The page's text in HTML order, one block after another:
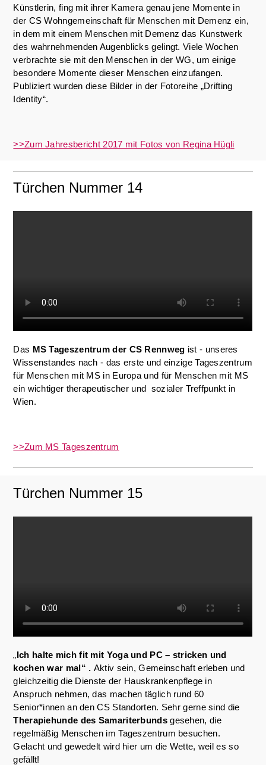
Künstlerin, fing mit ihrer Kamera genau jene Momente in
der CS Wohngemeinschaft für Menschen mit Demenz ein,
in dem mit einem Menschen mit Demenz das Kunstwerk
des wahrnehmenden Augenblicks gelingt. Viele Wochen
verbrachte sie mit den Menschen in der WG, um einige
besondere Momente dieser Menschen einzufangen.
Publiziert wurden diese Bilder in der Fotoreihe „Drifting
Identity“.
>>Zum Jahresbericht 2017 mit Fotos von Regina Hügli
Türchen Nummer 14
Das MS Tageszentrum der CS Rennweg ist - unseres
Wissenstandes nach - das erste und einzige Tageszentrum
für Menschen mit MS in Europa und für Menschen mit MS
ein wichtiger therapeutischer und sozialer Treffpunkt in
Wien.
>>Zum MS Tageszentrum
Türchen Nummer 15
„Ich halte mich fit mit Yoga und PC – stricken und
kochen war mal“ . Aktiv sein, Gemeinschaft erleben und
gleichzeitig die Dienste der Hauskrankenpflege in
Anspruch nehmen, das machen täglich rund 60
Senior*innen an den CS Standorten. Sehr gerne sind die
Therapiehunde des Samariterbundsgesehen, die
regelmäßig Menschen im Tageszentrum besuchen.
Gelacht und gewedelt wird hier um die Wette, weil es so
gefällt!